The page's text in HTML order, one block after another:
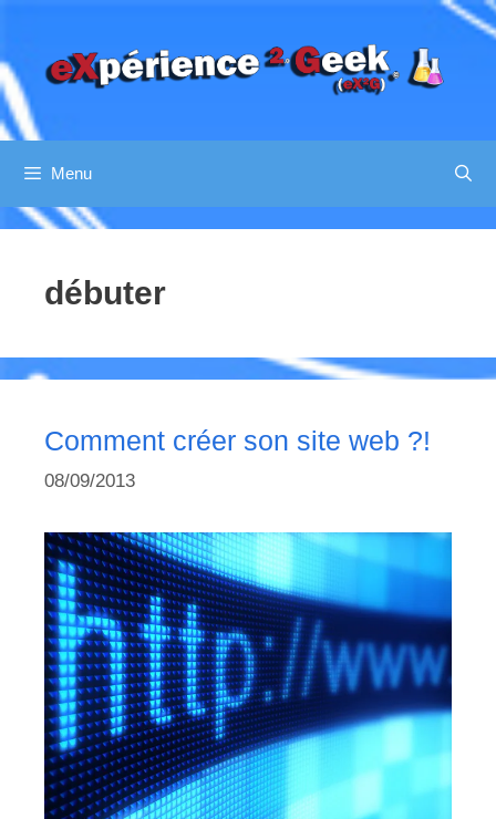
contenu
Menu
débuter
Comment créer son site web ?!
08/09/2013